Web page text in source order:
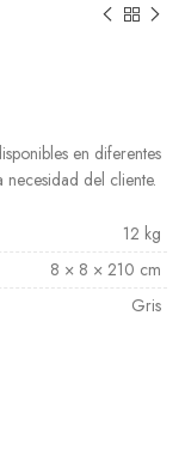
en diferentes
necesidad del cliente.
12 kg
8 × 8 × 210 cm
Gris